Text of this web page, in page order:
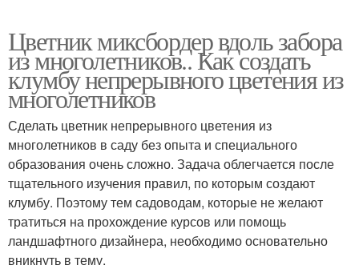
Цветник миксбордер вдоль забора
из многолетников.. Как создать
клумбу непрерывного цветения из
многолетников
Сделать цветник непрерывного цветения из
многолетников в саду без опыта и специального
образования очень сложно. Задача облегчается после
тщательного изучения правил, по которым создают
клумбу. Поэтому тем садоводам, которые не желают
тратиться на прохождение курсов или помощь
ландшафтного дизайнера, необходимо основательно
вникнуть в тему.